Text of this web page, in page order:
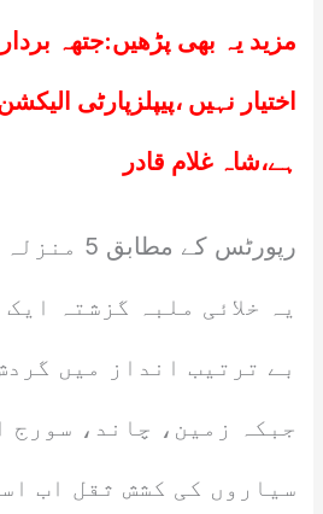
مزید یہ بھی پڑھیں:جتھہ
اختیار نہیں ،پیپلزپارٹی
ہے،شاہ غلام قادر
رپورٹس کے
یہ خلائی ملبہ گزشتہ ایک
بے ترتیب انداز میں
جبکہ زمین، چاند، سورج
سیاروں کی کشش ثقل اب